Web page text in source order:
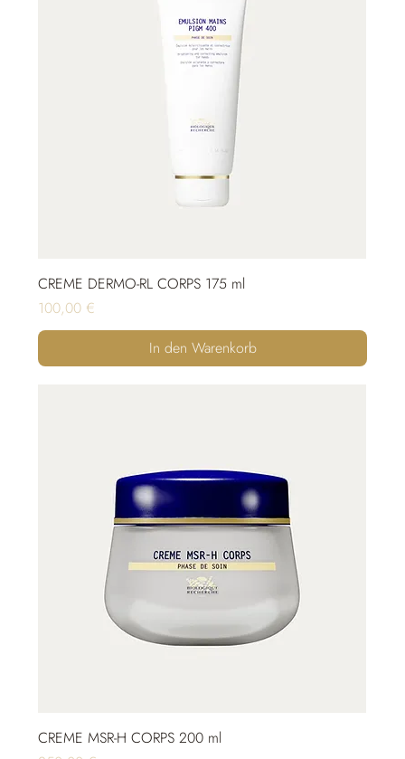
CREME DERMO-RL CORPS 175 ml
Preis
100,00 €
In den Warenkorb
CREME MSR-H CORPS 200 ml